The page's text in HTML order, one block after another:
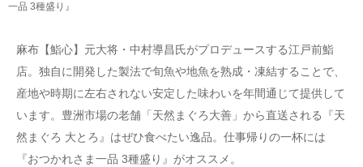
一品 3種盛り』
麻布【鮨心】元大将・中村導昌氏がプロデュースする江戸前鮨
店。独自に開発した製法で旬魚や地魚を熟成・凍結することで、
産地や時期に左右されない安定した味わいを年間通じて提供して
います。豊洲市場の老舗「天然まぐろ大善」から直送される『天
然まぐろ 大とろ』はぜひ食べたい逸品。仕事帰りの一杯には
『おつかれさま一品 3種盛り』がオススメ。